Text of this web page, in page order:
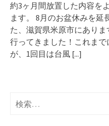
約3ヶ月間放置した内容を
ます。 8月のお盆休みを延
た、滋賀県米原市にあり
行ってきました！これま
が、1回目は台風 [...]
検
索: